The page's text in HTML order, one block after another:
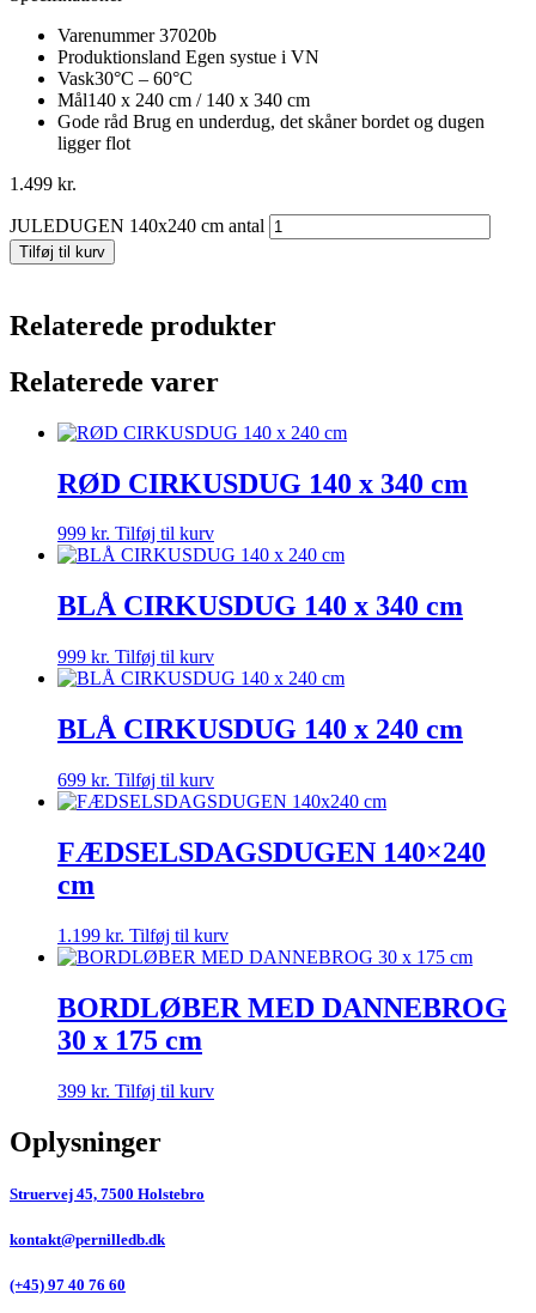
Varenummer37020b
Produktionsland Egen systue i VN
Vask30°C – 60°C
Mål140 x 240 cm / 140 x 340 cm
Gode råd Brug en underdug, det skåner bordet og dugen
ligger flot
1.499 kr.
JULEDUGEN 140x240 cm antal
Tilføj til kurv
Relaterede produkter
Relaterede varer
RØD CIRKUSDUG 140 x 340 cm
999 kr. Tilføj til kurv
BLÅ CIRKUSDUG 140 x 340 cm
999 kr. Tilføj til kurv
BLÅ CIRKUSDUG 140 x 240 cm
699 kr. Tilføj til kurv
FÆDSELSDAGSDUGEN 140×240
cm
1.199 kr. Tilføj til kurv
BORDLØBER MED DANNEBROG
30 x 175 cm
399 kr. Tilføj til kurv
Oplysninger
Struervej 45, 7500 Holstebro
kontakt@pernilledb.dk
(+45) 97 40 76 60